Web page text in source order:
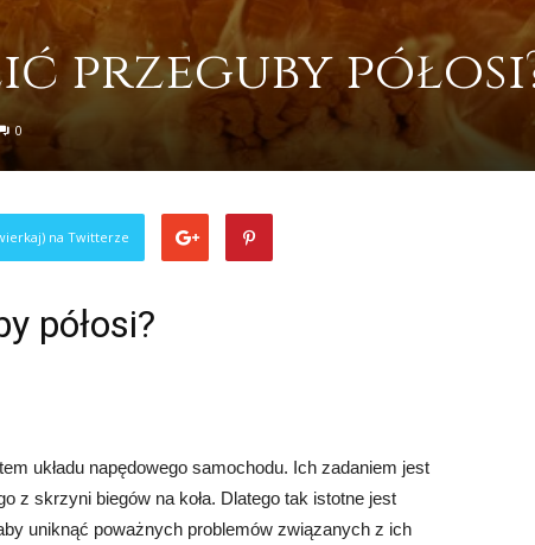
przeguby
0
na Twitterze
półosi?
układu napędowego samochodu. Ich zadaniem jest
z skrzyni biegów na koła. Dlatego tak istotne jest
uniknąć poważnych problemów związanych z ich